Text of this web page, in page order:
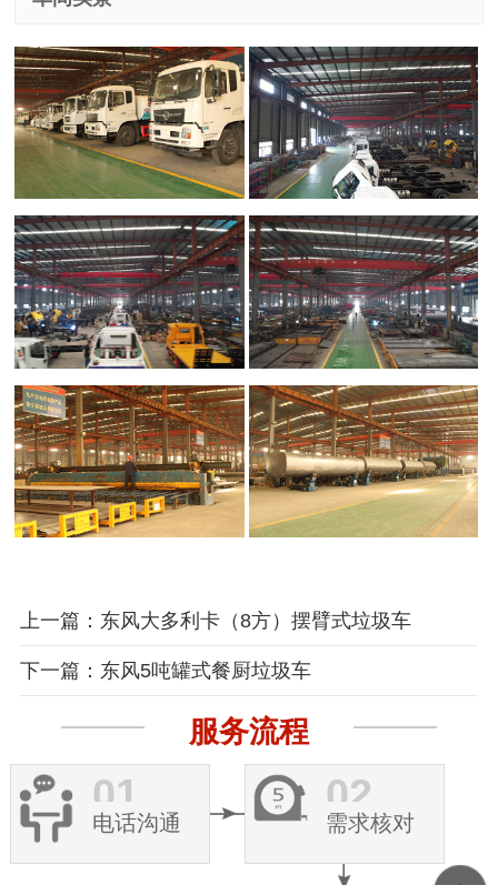
上一篇：东风大多利卡（8方）摆臂式垃圾车
下一篇：东风5吨罐式餐厨垃圾车
服务流程
01
电话沟通
02
需求核对